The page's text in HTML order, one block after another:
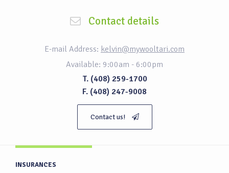
Contact details
E-mail Address: kelvin@mywooltari.com
Available: 9:00am - 6:00pm
T. (408) 259-1700
F. (408) 247-9008
Contact us!
INSURANCES